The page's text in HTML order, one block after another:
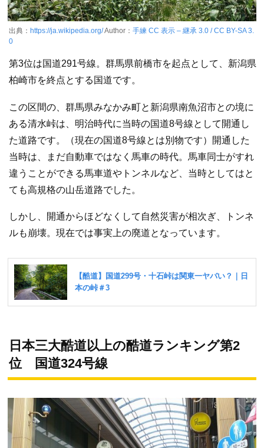
出典： https://ja.wikipedia.org/Author： 手練 CC 表示 – 継承 3.0 / CC BY-SA 3.
0
第3位は国道291号線。群馬県前橋市を起点として、新潟県
柏崎市を終点とする国道です。
この区間の、群馬県みなかみ町と新潟県南魚沼市との境に
ある清水峠は、明治時代に当時の国道8号線として開通し
た道路です。（現在の国道8号線とは別物です）開通した
当時は、まだ自動車ではなく馬車の時代。馬車同士がすれ
違うことができる馬車道やトンネルなど、当時としてはと
ても高規格の山岳道路でした。
しかし、開通からほどなくして自然災害が相次ぎ、トンネ
ルも崩壊。現在では事実上の廃道となっています。
日本三大酷道以上の酷道ランキング第2
位 国道324号線